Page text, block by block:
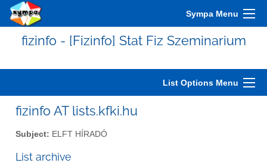
Sympa Menu
fizinfo - [Fizinfo] Stat Fiz Szeminarium
List Options Menu
fizinfo AT lists.kfki.hu
Subject: ELFT HÍRADÓ
List archive